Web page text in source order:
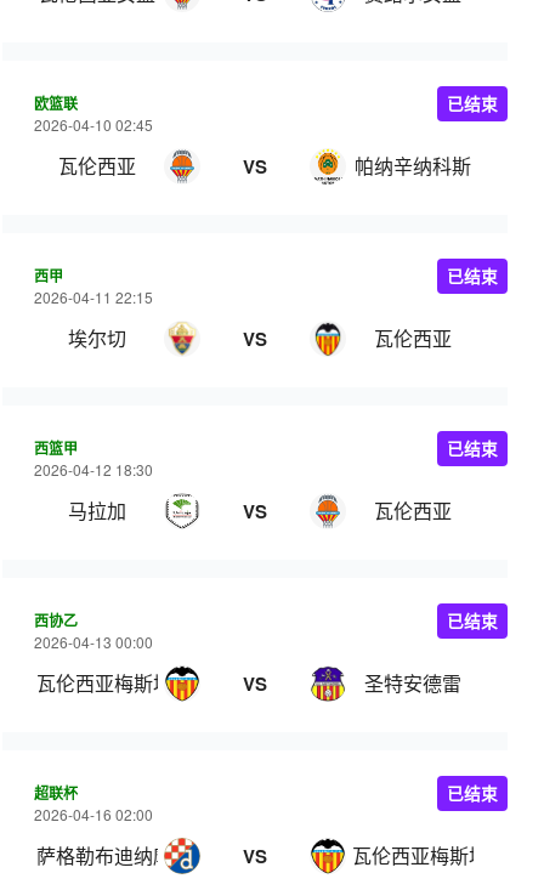
欧篮联
2026-04-10 02:45
瓦伦西亚 VS 帕纳辛纳科斯
已结束
西甲
2026-04-11 22:15
埃尔切 VS 瓦伦西亚
已结束
西篮甲
2026-04-12 18:30
马拉加 VS 瓦伦西亚
已结束
西协乙
2026-04-13 00:00
瓦伦西亚梅斯塔利亚 VS 圣特安德雷
已结束
超联杯
2026-04-16 02:00
萨格勒布迪纳摩B队 VS 瓦伦西亚梅斯塔利亚
已结束